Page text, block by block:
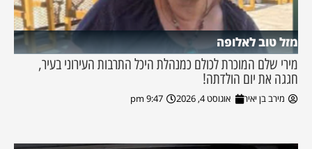
מזל טוב לאלופה
מירי שלם המוכרת לכולם כמנהלת היכל התרבות העירוני בעיר,
חגגה את יום הולדתה!
מירב בן יאיר אוגוסט 4, 2026 9:47 pm